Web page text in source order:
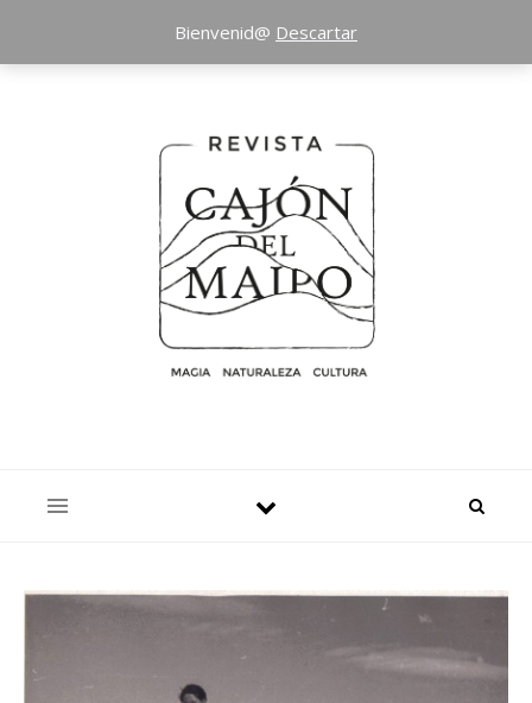
Bienvenid@ Descartar